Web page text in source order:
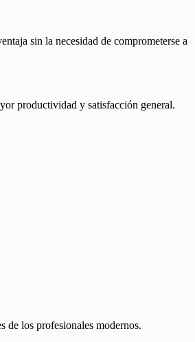
sin la necesidad de comprometerse a
productividad y satisfacción general.
de los profesionales modernos.